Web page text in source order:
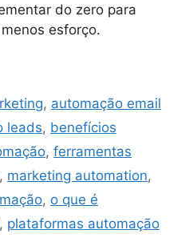
do zero para
esforço.
, automação email
leads, benefícios
, ferramentas
, marketing automation,
, o que é
, plataformas automação